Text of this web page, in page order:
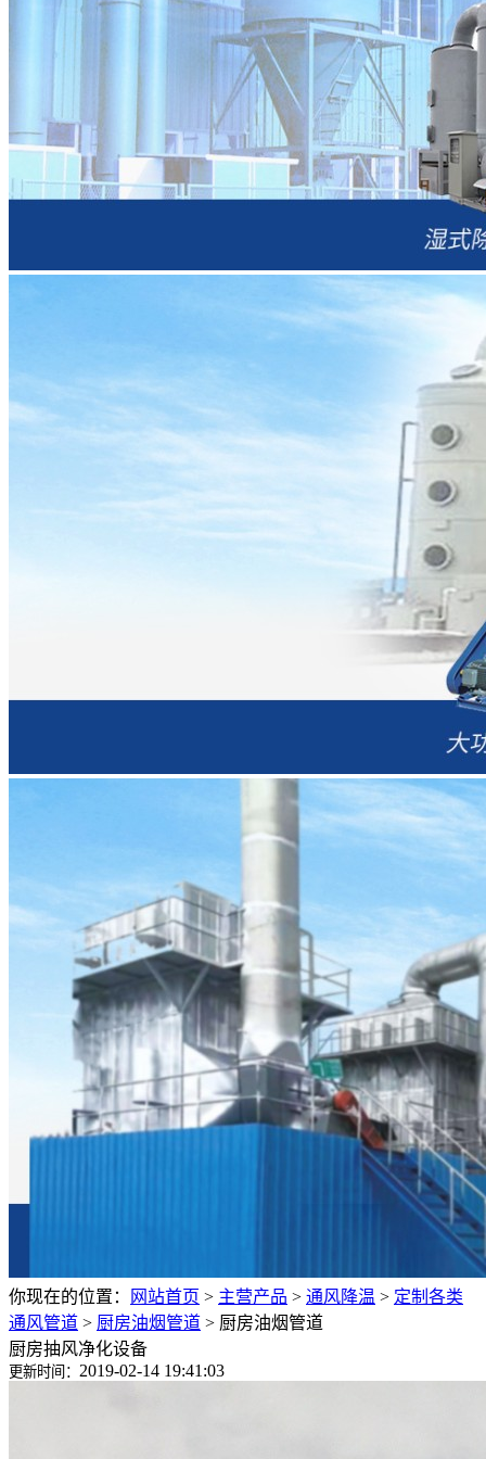
你现在的位置： 网站首页 > 主营产品 > 通风降温 > 定制各类
通风管道 > 厨房油烟管道 > 厨房油烟管道
厨房抽风净化设备
更新时间： 2019-02-14 19:41:03